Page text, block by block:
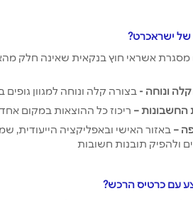
ישראכרט?
מסגרת אשראי חוץ בנקאית שאינה חלק
ונוחה - בצורה קלה ונוחה למגוון
החשבונות – ריכוז כל ההוצאות במקום אחד
– באזור האישי ובאפליקציה הייעודית,
ולהפיק תובנות חשובות
עם כרטיס הרכש?